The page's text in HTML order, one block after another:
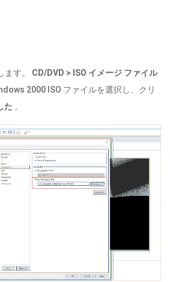
ます。 CD/DVD > ISO イメージ ファイル
2000 ISO ファイルを選択し、クリ
た 。